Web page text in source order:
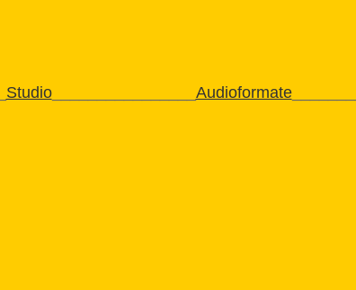
Studio________ Audioformate________